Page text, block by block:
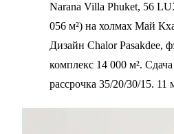
Narana Villa Phuket, 56
056 м²) на холмах Май
Дизайн Chalor Pasakdee,
комплекс 14 000 м².
рассрочка 35/20/30/15.